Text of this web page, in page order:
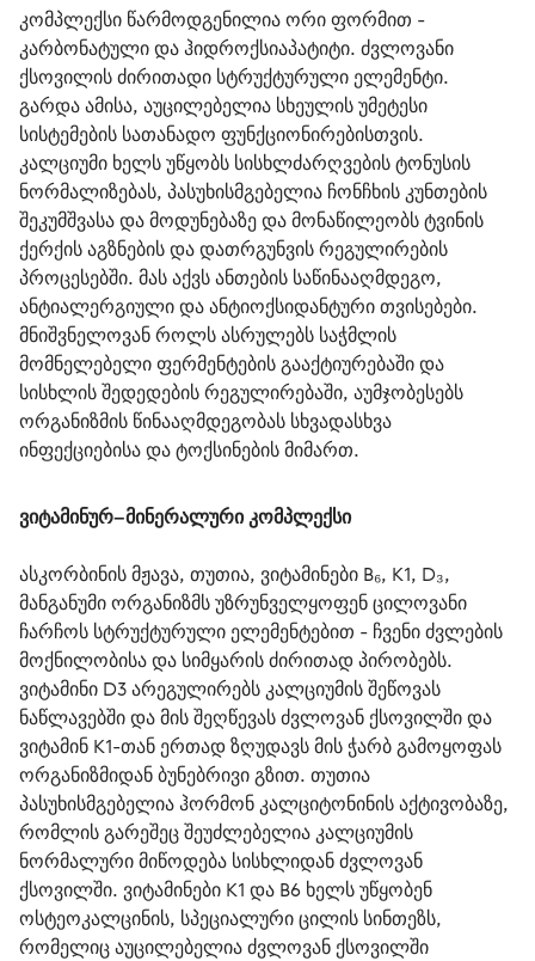
კომპლექსი წარმოდგენილია ორი ფორმით -
კარბონატული და ჰიდროქსიაპატიტი. ძვლოვანი
ქსოვილის ძირითადი სტრუქტურული ელემენტი.
გარდა ამისა, აუცილებელია სხეულის უმეტესი
სისტემების სათანადო ფუნქციონირებისთვის.
კალციუმი ხელს უწყობს სისხლძარღვების ტონუსის
ნორმალიზებას, პასუხისმგებელია ჩონჩხის კუნთების
შეკუმშვასა და მოდუნებაზე და მონაწილეობს ტვინის
ქერქის აგზნების და დათრგუნვის რეგულირების
პროცესებში. მას აქვს ანთების საწინააღმდეგო,
ანტიალერგიული და ანტიოქსიდანტური თვისებები.
მნიშვნელოვან როლს ასრულებს საჭმლის
მომნელებელი ფერმენტების გააქტიურებაში და
სისხლის შედედების რეგულირებაში, აუმჯობესებს
ორგანიზმის წინააღმდეგობას სხვადასხვა
ინფექციებისა და ტოქსინების მიმართ.
ვიტამინურ–მინერალური კომპლექსი
ასკორბინის მჟავა, თუთია, ვიტამინები B₆, K1, D₃,
მანგანუმი ორგანიზმს უზრუნველყოფენ ცილოვანი
ჩარჩოს სტრუქტურული ელემენტებით - ჩვენი ძვლების
მოქნილობისა და სიმყარის ძირითად პირობებს.
ვიტამინი D3 არეგულირებს კალციუმის შეწოვას
ნაწლავებში და მის შეღწევას ძვლოვან ქსოვილში და
ვიტამინ K1-თან ერთად ზღუდავს მის ჭარბ გამოყოფას
ორგანიზმიდან ბუნებრივი გზით. თუთია
პასუხისმგებელია ჰორმონ კალციტონინის აქტივობაზე,
რომლის გარეშეც შეუძლებელია კალციუმის
ნორმალური მიწოდება სისხლიდან ძვლოვან
ქსოვილში. ვიტამინები K1 და B6 ხელს უწყობენ
ოსტეოკალცინის, სპეციალური ცილის სინთეზს,
რომელიც აუცილებელია ძვლოვან ქსოვილში